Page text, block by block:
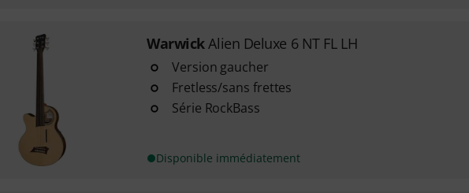
WarwickAlien Deluxe 6 NT FL LH
Version gaucher
Fretless/sans frettes
Série RockBass
Disponible immédiatement